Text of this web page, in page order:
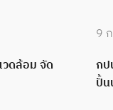
ดล้อม จัด
9
กป
ปั้